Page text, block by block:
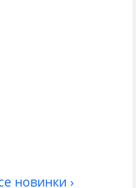
новинки ›